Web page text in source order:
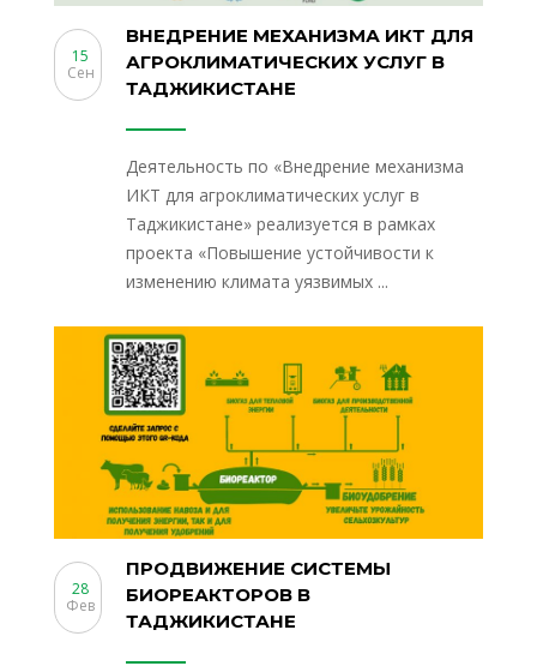
ВНЕДРЕНИЕ МЕХАНИЗМА ИКТ ДЛЯ
АГРОКЛИМАТИЧЕСКИХ УСЛУГ В
ТАДЖИКИСТАНЕ
15
Сен
Деятельность по «Внедрение механизма
ИКТ для агроклиматических услуг в
Таджикистане» реализуется в рамках
проекта «Повышение устойчивости к
изменению климата уязвимых ...
ПРОДВИЖЕНИЕ СИСТЕМЫ
БИОРЕАКТОРОВ В
ТАДЖИКИСТАНЕ
28
Фев